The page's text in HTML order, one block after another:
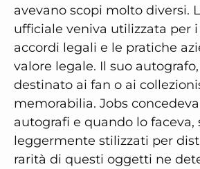
avevano scopi molto diversi.
ufficiale veniva utilizzata per
accordi legali e le pratiche
valore legale. Il suo
destinato ai fan o ai
memorabilia. Jobs
autografi e quando lo faceva,
leggermente stilizzati per
rarità di questi oggetti ne